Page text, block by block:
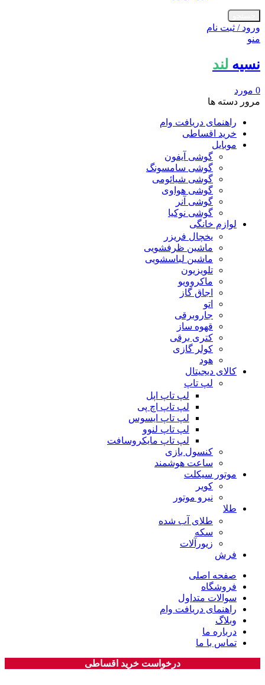
ورود / ثبت نام
منو
نسیه لند
0 مورد
مرور دسته ها
راهنمای دریافت وام
خرید اقساطی
موبایل
گوشی آیفون
گوشی سامسونگ
گوشی شیائومی
گوشی هواوی
گوشی آنر
گوشی نوکیا
لوازم خانگی
یخچال فریزر
ماشین ظرفشویی
ماشین لباسشویی
تلویزیون
ماکروویو
اجاق گاز
اتو
جاروبرقی
قهوه ساز
کتری برقی
کولر گازی
هود
کالای دیجیتال
لپ تاپ
لپ تاپ اپل
لپ تاپ اچ پی
لپ تاپ ایسوس
لپ تاپ لنوو
لپ تاپ مایکروسافت
کنسول بازی
ساعت هوشمند
موتور سیکلت
کویر
نیرو موتور
طلا
طلای آب شده
سکه
زیورآلات
فرش
صفحه اصلی
فروشگاه
سوالات متداول
راهنمای دریافت وام
وبلاگ
درباره ما
تماس با ما
درخواست خرید اقساطی